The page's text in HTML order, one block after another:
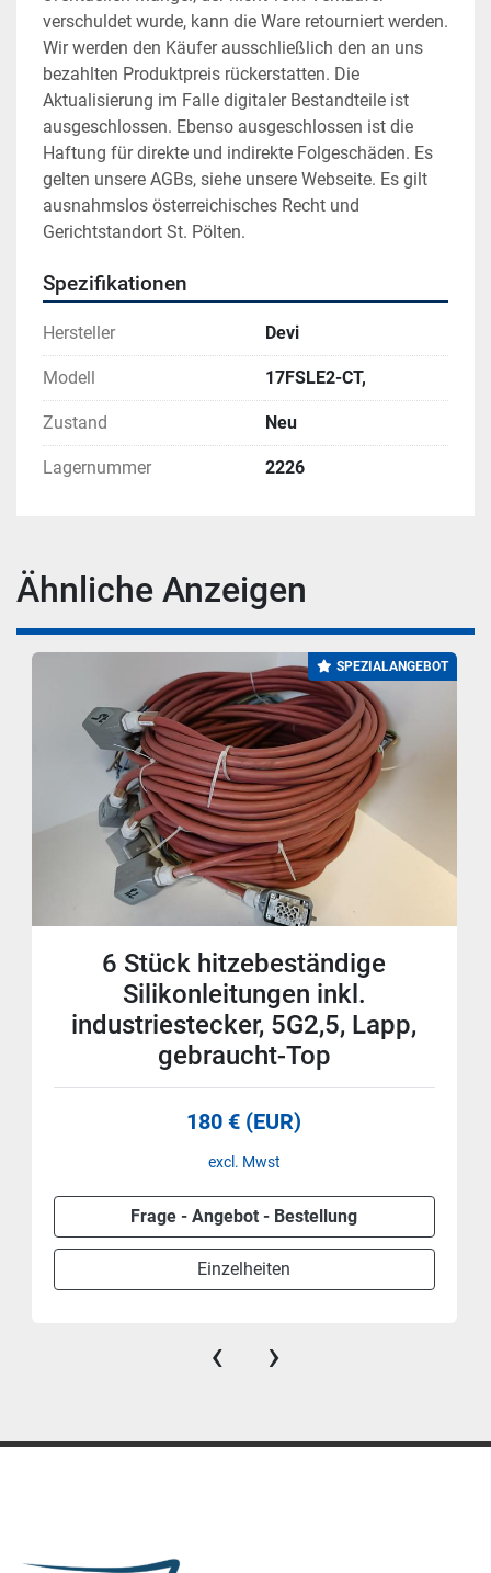
verschuldet wurde, kann die Ware retourniert werden.
Wir werden den Käufer ausschließlich den an uns
bezahlten Produktpreis rückerstatten. Die
Aktualisierung im Falle digitaler Bestandteile ist
ausgeschlossen. Ebenso ausgeschlossen ist die
Haftung für direkte und indirekte Folgeschäden. Es
gelten unsere AGBs, siehe unsere Webseite. Es gilt
ausnahmslos österreichisches Recht und
Gerichtstandort St. Pölten.
Spezifikationen
Hersteller Devi
Modell 17FSLE2-CT,
Zustand Neu
Lagernummer 2226
Ähnliche Anzeigen
SPEZIALANGEBOT
6 Stück hitzebeständige
Silikonleitungen inkl.
industriestecker, 5G2,5, Lapp,
gebraucht-Top
180 € (EUR)
excl. Mwst
Frage - Angebot - Bestellung
Einzelheiten
‹ ›